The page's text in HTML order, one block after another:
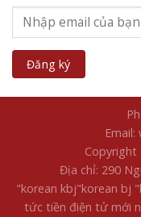
Địa chỉ: 290
"korean kbj​"korean bj
tức tiền điện tử mới